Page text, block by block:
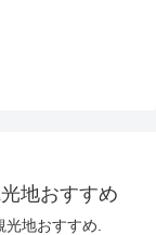
地おすすめ
地おすすめ.